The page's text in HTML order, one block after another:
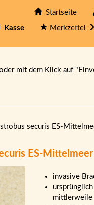
Startseite
Kasse Merkzettel
mit dem Klick auf
securis ES-
ES-
invasive
mittlerweile